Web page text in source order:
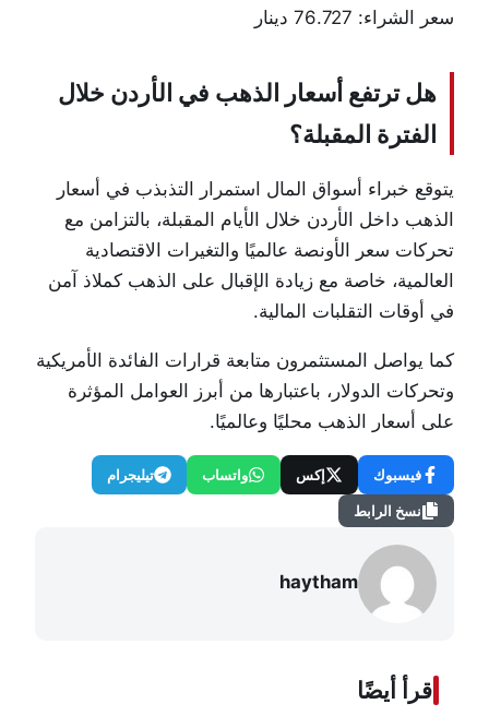
سعر الشراء: 76.727 دينار
هل ترتفع أسعار الذهب في الأردن خلال
الفترة المقبلة؟
يتوقع خبراء أسواق المال استمرار التذبذب في أسعار
الذهب داخل الأردن خلال الأيام المقبلة، بالتزامن مع
تحركات سعر الأونصة عالميًا والتغيرات الاقتصادية
العالمية، خاصة مع زيادة الإقبال على الذهب كملاذ آمن
في أوقات التقلبات المالية.
كما يواصل المستثمرون متابعة قرارات الفائدة الأمريكية
وتحركات الدولار، باعتبارها من أبرز العوامل المؤثرة
على أسعار الذهب محليًا وعالميًا.
فيسبوك إكس واتساب تيليجرام
نسخ الرابط
haytham
اقرأ أيضًا